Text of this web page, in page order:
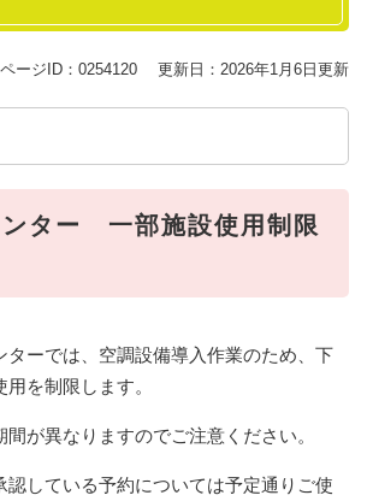
ページID：0254120 更新日：2026年1月6日更新
ター 一部施設使用制限
ターでは、空調設備導入作業のため、下
を制限します。
が異なりますのでご注意ください。
認している予約については予定通りご使